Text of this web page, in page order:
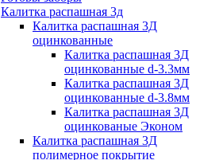
Калитка распашная 3д
Калитка распашная 3Д
оцинкованные
Калитка распашная 3Д
оцинкованные d-3.3мм
Калитка распашная 3Д
оцинкованные d-3.8мм
Калитка распашная 3Д
оцинкованые Эконом
Калитка распашная 3Д
полимерное покрытие